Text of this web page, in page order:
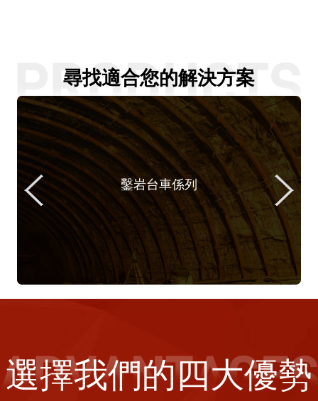
尋找適合您的解決方案
鑿岩台車係列
選擇我們的四大優勢